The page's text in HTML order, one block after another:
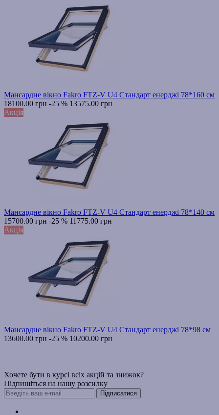
Мансардне вікно Fakro FTZ-V U4 Стандарт енерджі 78*160 см
18100.00 грн -25 % 13575.00 грн
Акція
Мансардне вікно Fakro FTZ-V U4 Стандарт енерджі 78*140 см
15700.00 грн -25 % 11775.00 грн
Акція
Мансардне вікно Fakro FTZ-V U4 Стандарт енерджі 78*98 см
13600.00 грн -25 % 10200.00 грн
Хочете бути в курсі всіх акцій та знижок?
Підпишіться на нашу розсилку
Підписатися